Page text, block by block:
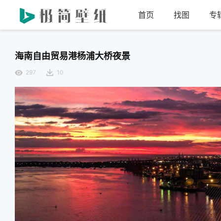
首页 找图 专
海南自由贸易港杨浦大桥夜景
297 10